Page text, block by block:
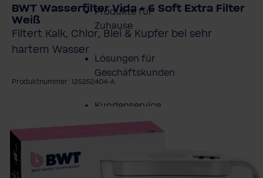
Produkte für
Zuhause
Lösungen für
Geschäftskunden
Kundenservice
Über BWT
BWT Wasserfilter Vida + 6 Soft Extra Filter
Weiß
Filtert Kalk, Chlor, Blei & Kupfer bei sehr
hartem Wasser
Produktnummer: 125252404-A